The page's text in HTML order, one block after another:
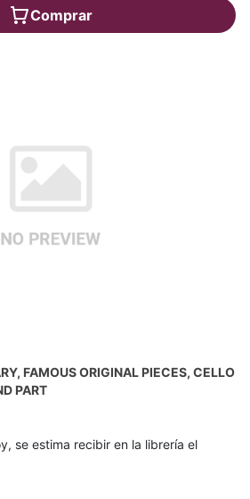
Comprar
FAMOUS ORIGINAL PIECES, CELLO
PART
se estima recibir en la librería el